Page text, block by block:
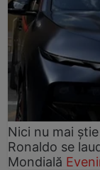
Nici nu mai
Ronaldo se
Mondială